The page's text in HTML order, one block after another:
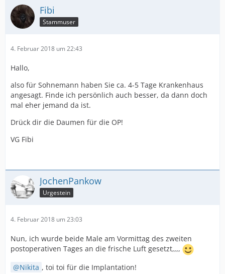
Fibi
Stammuser
4. Februar 2018 um 22:43
Hallo,
also für Sohnemann haben Sie ca. 4-5 Tage Krankenhaus
angesagt. Finde ich persönlich auch besser, da dann doch
mal eher jemand da ist.
Drück dir die Daumen für die OP!
VG Fibi
JochenPankow
Urgestein
4. Februar 2018 um 23:03
Nun, ich wurde beide Male am Vormittag des zweiten
postoperativen Tages an die frische Luft gesetzt,,,,
Nikita , toi toi für die Implantation!